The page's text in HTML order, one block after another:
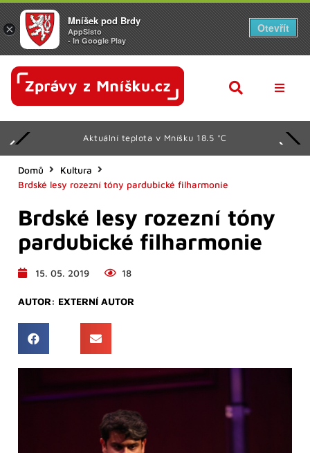
Z
Aktuální teplota v Mníšku 18.5 °C
Domů
Kultura
Brdské lesy rozezní tóny pardubické filharmonie
Brdské lesy rozezní tóny
pardubické filharmonie
15. 05. 2019 18
AUTOR: EXTERNÍ AUTOR
×
Mníšek pod Brdy
AppSisto
- In Google Play
Otevřít